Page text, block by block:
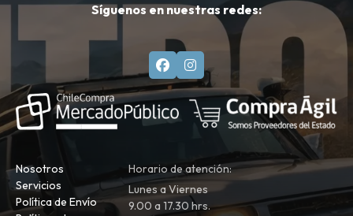
Síguenos en nuestras redes:
Nosotros
Servicios
Política de Envío
Horario de atención:
Lunes a Viernes
9.00 a 17.30 hrs.